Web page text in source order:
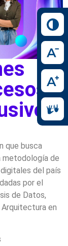
que busca
metodología de
del país
por el
de Datos,
Arquitectura en